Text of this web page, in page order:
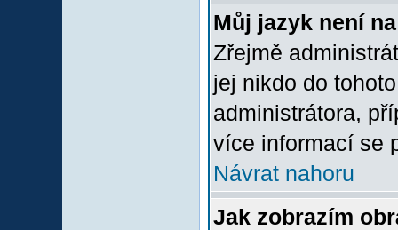
Můj jazyk není
Zřejmě
jej nikdo do
administrátora,
více informací se
Návrat nahoru
Jak zobrazím